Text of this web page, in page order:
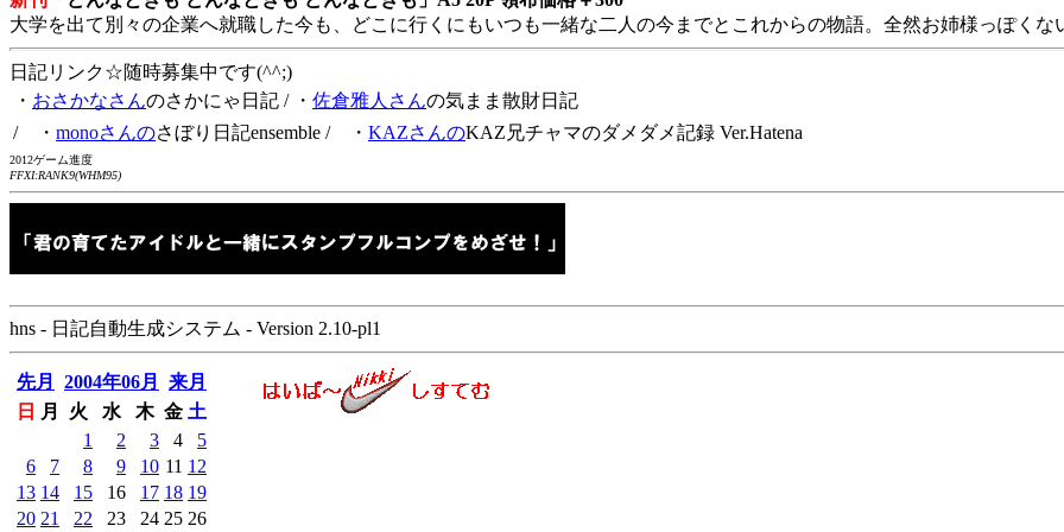
大学を出て別々の企業へ就職した今も、どこに行くにもいつも一緒な二人の今までとこれからの物語。全然お姉様っぽくな
日記リンク☆随時募集中です(^^;)
・ おさかなさんのさかにゃ日記 / ・ 佐倉雅人さんの気まま散財日記
/ ・ monoさんのさぼり日記ensemble / ・ KAZさんのKAZ兄チャマのダメダメ記録 Ver.Hatena
2012ゲーム進度
FFXI:RANK9(WHM95)
hns - 日記自動生成システム - Version 2.10-pl1
先月 2004年06月
来月
日
月 火 水 木 金 土
1
2 3 4
5
6
7 8 9 10 11 12
13 14 15 16 17 18 19
20 21 22 23 24 25 26